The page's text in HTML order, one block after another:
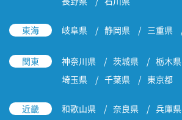
東海 岐阜県 静岡県 三重県
関東 神奈川県 茨城県 栃木県
埼玉県
千葉県 東京都
近畿 和歌山県 奈良県 兵庫県